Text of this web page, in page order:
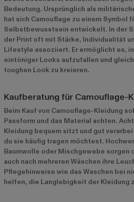
Bedeutung. Ursprünglich als
hat sich Camouflage zu einem Symbol
Selbstbewusstsein entwickelt. In der
der Print oft mit Stärke, Individualität
Lifestyle assoziiert. Er ermöglicht es,
eintöniger Looks aufzufallen und
toughen Look zu kreieren.
Kaufberatung für Camouflage-
Beim Kauf von Camouflage-Kleidung
Passform und das Material achten.
Kleidung bequem sitzt und gut
du sie häufig tragen möchtest.
Baumwolle oder Mischgewebe sorgen
auch nach mehreren Wäschen ihre
Pflegehinweise wie das Waschen bei
helfen, die Langlebigkeit der Kleidung